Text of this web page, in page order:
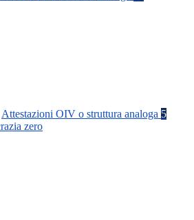
Attestazioni OIV o struttura analoga 5
zero